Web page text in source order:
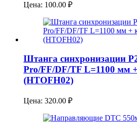
Цена: 100.00 ₽
Штанга синхронизации
Pro/FF/DF/TF L=1100 мм
(HTOFH02)
Цена: 320.00 ₽